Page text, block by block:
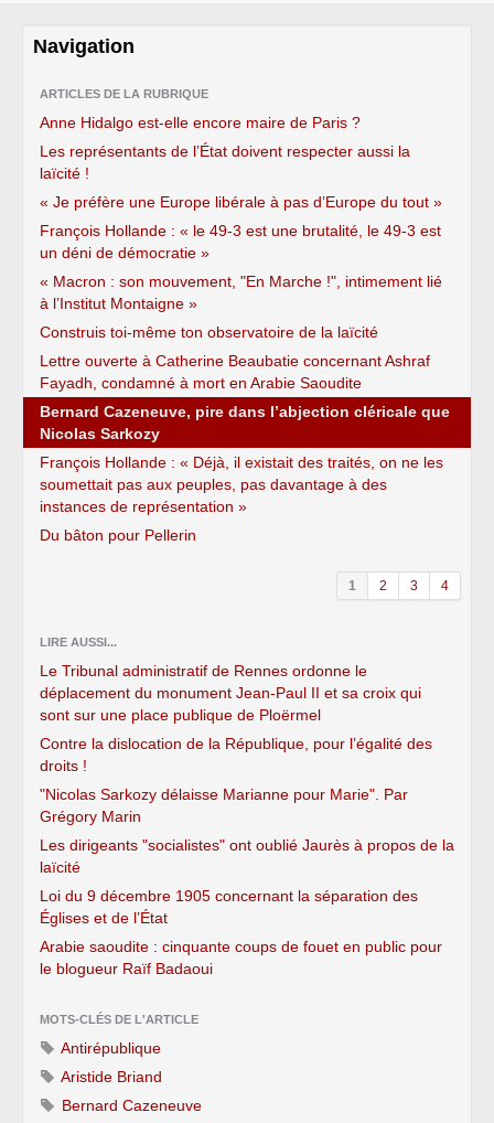
Navigation
ARTICLES DE LA RUBRIQUE
Anne Hidalgo est-elle encore maire de Paris ?
Les représentants de l’État doivent respecter aussi la
laïcité !
« Je préfère une Europe libérale à pas d’Europe du tout »
François Hollande : « le 49-3 est une brutalité, le 49-3 est
un déni de démocratie »
« Macron : son mouvement, "En Marche !", intimement lié
à l’Institut Montaigne »
Construis toi-même ton observatoire de la laïcité
Lettre ouverte à Catherine Beaubatie concernant Ashraf
Fayadh, condamné à mort en Arabie Saoudite
Bernard Cazeneuve, pire dans l’abjection cléricale que
Nicolas Sarkozy
François Hollande : « Déjà, il existait des traités, on ne les
soumettait pas aux peuples, pas davantage à des
instances de représentation »
Du bâton pour Pellerin
1 2 3 4
LIRE AUSSI...
Le Tribunal administratif de Rennes ordonne le
déplacement du monument Jean-Paul II et sa croix qui
sont sur une place publique de Ploërmel
Contre la dislocation de la République, pour l’égalité des
droits !
"Nicolas Sarkozy délaisse Marianne pour Marie". Par
Grégory Marin
Les dirigeants "socialistes" ont oublié Jaurès à propos de la
laïcité
Loi du 9 décembre 1905 concernant la séparation des
Églises et de l’État
Arabie saoudite : cinquante coups de fouet en public pour
le blogueur Raïf Badaoui
MOTS-CLÉS DE L'ARTICLE
Antirépublique
Aristide Briand
Bernard Cazeneuve